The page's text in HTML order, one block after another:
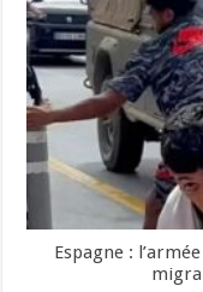
Espagne :